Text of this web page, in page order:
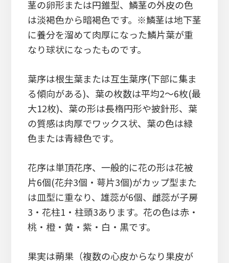
茎の卵形または円錐型、鱗茎の外皮の色
は淡褐色から暗褐色です。※鱗茎は地下茎
に養分を溜めて肉厚になった鱗片葉が重
なり球状になったものです。
葉序は根生葉または互生葉序(下部に集ま
る傾向がある)、葉の枚数は平均2～6枚(最
大12枚)、葉の形は長楕円形や披針形、葉
の質感は肉厚でワックス状、葉の色は緑
色または青緑色です。
花序は単頂花序、一般的に花の形は花被
片6個(花弁3個・萼片3個)がカップ型また
は皿型に重なり、雄蕊が6個、雌蕊が子房
3・花柱1・柱頭3あります。花の色は赤・
桃・橙・黄・紫・白・黒です。
果実は蒴果（複数の心皮からなり果皮が